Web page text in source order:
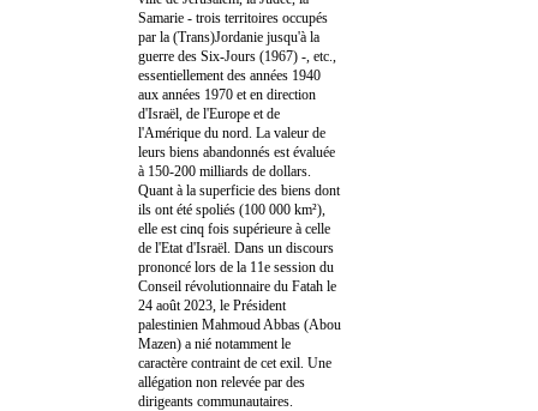
Samarie - trois territoires occupés
par la (Trans)Jordanie jusqu'à la
guerre des Six-Jours (1967) -, etc.,
essentiellement des années 1940
aux années 1970 et en direction
d'Israël, de l'Europe et de
l'Amérique du nord. La valeur de
leurs biens abandonnés est évaluée
à 150-200 milliards de dollars.
Quant à la superficie des biens dont
ils ont été spoliés (100 000 km²),
elle est cinq fois supérieure à celle
de l'Etat d'Israël. Dans un discours
prononcé lors de la 11e session du
Conseil révolutionnaire du Fatah le
24 août 2023, le Président
palestinien Mahmoud Abbas (Abou
Mazen) a nié notamment le
caractère contraint de cet exil. Une
allégation non relevée par des
dirigeants communautaires.